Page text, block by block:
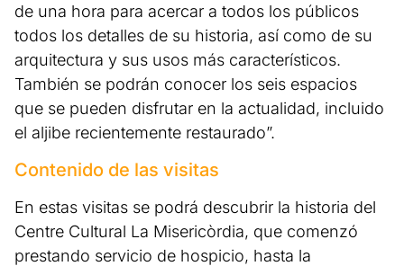
de una hora para acercar a todos los públicos
todos los detalles de su historia, así como de su
arquitectura y sus usos más característicos.
También se podrán conocer los seis espacios
que se pueden disfrutar en la actualidad, incluido
el aljibe recientemente restaurado”.
Contenido de las visitas
En estas visitas se podrá descubrir la historia del
Centre Cultural La Misericòrdia, que comenzó
prestando servicio de hospicio, hasta la